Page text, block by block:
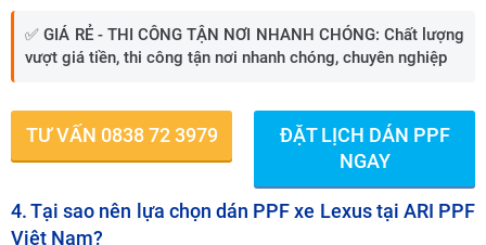
✅GIÁ RẺ - THI CÔNG TẬN NƠI NHANH CHÓNG: Chất lượng
vượt giá tiền, thi công tận nơi nhanh chóng, chuyên nghiệp
TƯ VẤN 0838 72 3979
ĐẶT LỊCH DÁN PPF
NGAY
4. Tại sao nên lựa chọn dán PPF xe Lexus tại ARI PPF
Việt Nam?